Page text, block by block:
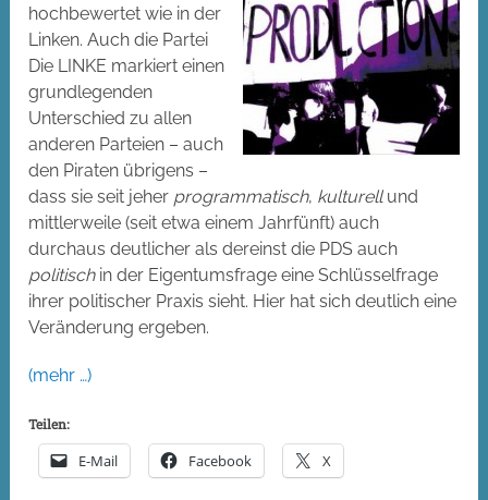
hochbewertet wie in der
Linken. Auch die Partei
Die LINKE markiert einen
grundlegenden
Unterschied zu allen
anderen Parteien – auch
den Piraten übrigens –
dass sie seit jeher programmatisch, kulturellund
mittlerweile (seit etwa einem Jahrfünft) auch
durchaus deutlicher als dereinst die PDS auch
politischin der Eigentumsfrage eine Schlüsselfrage
ihrer politischer Praxis sieht. Hier hat sich deutlich eine
Veränderung ergeben.
(mehr …)
Teilen:
E-Mail Facebook X